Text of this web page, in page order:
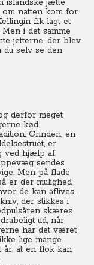
islandske jætte
natten kom for
fik lagt et
i det samme
jetterne, der blev
du selv se den
derfor meget
kød.
Grinden, en
er
ved hjælp af
sendes
Men på flade
er der mulighed
de kan aflives.
der stikkes i
skæres
ud, når
har det været
lige mange
år, at en flok kan